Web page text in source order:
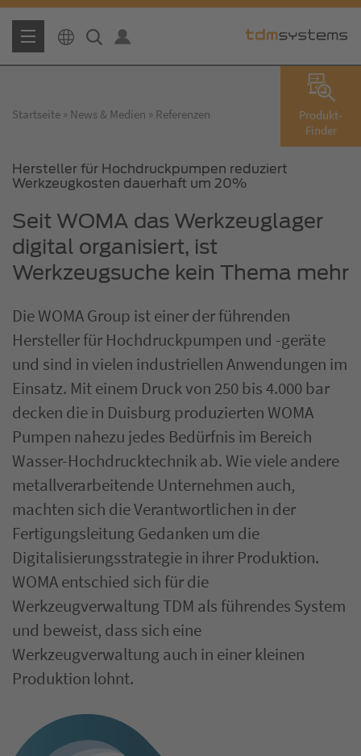
Produkt-
Finder
Startseite News & Medien Referenzen
Hersteller für Hochdruckpumpen reduziert
Werkzeugkosten dauerhaft um 20%
Seit WOMA das Werkzeuglager
digital organisiert, ist
Werkzeugsuche kein Thema mehr
Die WOMA Group ist einer der führenden
Hersteller für Hochdruckpumpen und -geräte
und sind in vielen industriellen Anwendungen im
Einsatz. Mit einem Druck von 250 bis 4.000 bar
decken die in Duisburg produzierten WOMA
Pumpen nahezu jedes Bedürfnis im Bereich
Wasser-Hochdrucktechnik ab. Wie viele andere
metallverarbeitende Unternehmen auch,
machten sich die Verantwortlichen in der
Fertigungsleitung Gedanken um die
Digitalisierungsstrategie in ihrer Produktion.
WOMA entschied sich für die
Werkzeugverwaltung TDM als führendes System
und beweist, dass sich eine
Werkzeugverwaltung auch in einer kleinen
Produktion lohnt.